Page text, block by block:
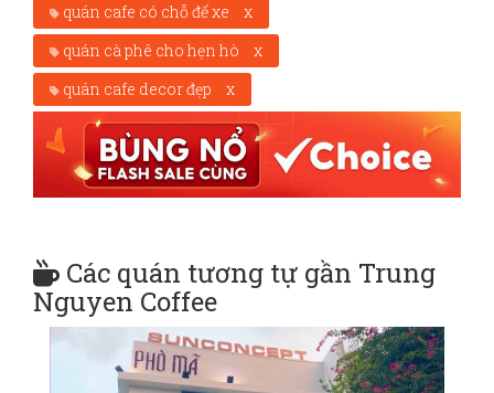
quán cafe có chỗ để xe
x
quán cà phê cho hẹn hò
x
quán cafe decor đẹp
x
Các quán tương tự gần Trung
Nguyen Coffee